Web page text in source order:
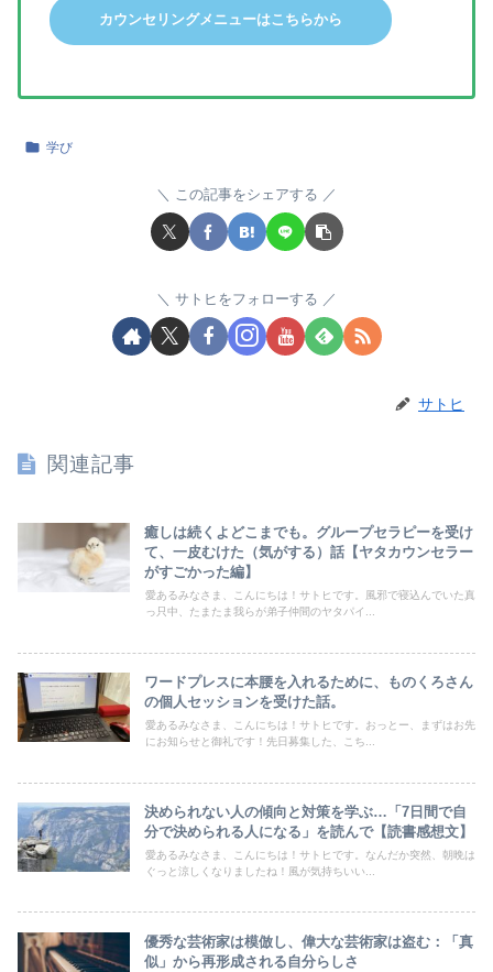
カウンセリングメニューはこちらから
学び
この記事をシェアする
サトヒをフォローする
サトヒ
関連記事
癒しは続くよどこまでも。グループセラピーを受け
て、一皮むけた（気がする）話【ヤタカウンセラー
がすごかった編】
愛あるみなさま、こんにちは！サトヒです。風邪で寝込んでいた真
っ只中、たまたま我らが弟子仲間のヤタパイ...
ワードプレスに本腰を入れるために、ものくろさん
の個人セッションを受けた話。
愛あるみなさま、こんにちは！サトヒです。おっとー、まずはお先
にお知らせと御礼です！先日募集した、こち...
決められない人の傾向と対策を学ぶ…「7日間で自
分で決められる人になる」を読んで【読書感想文】
愛あるみなさま、こんにちは！サトヒです。なんだか突然、朝晩は
ぐっと涼しくなりましたね！風が気持ちいい...
優秀な芸術家は模倣し、偉大な芸術家は盗む：「真
似」から再形成される自分らしさ